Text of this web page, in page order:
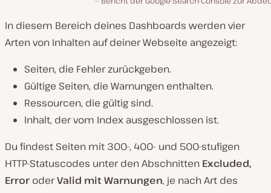
In diesem Bereich deines Dashboards werden vier
Arten von Inhalten auf deiner Webseite angezeigt:
Seiten, die Fehler zurückgeben.
Gültige Seiten, die Warnungen enthalten.
Ressourcen, die gültig sind.
Inhalt, der vom Index ausgeschlossen ist.
Du findest Seiten mit 300-, 400- und 500-stufigen
HTTP-Statuscodes unter den Abschnitten Excluded,
Error oderValid mit Warnungen, je nach Art des